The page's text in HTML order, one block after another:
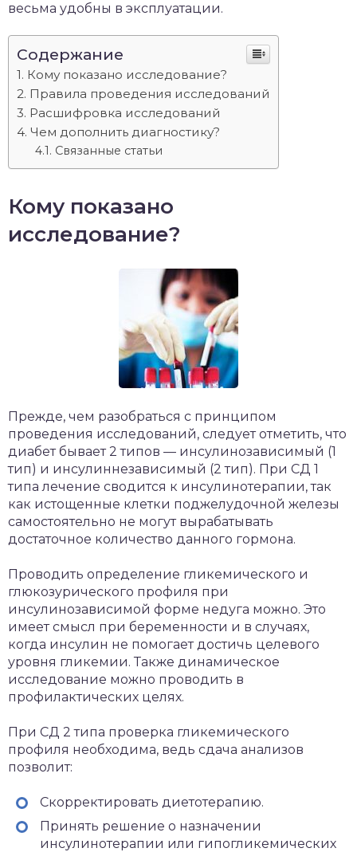
весьма удобны в эксплуатации.
Содержание
Кому показано исследование?
Правила проведения исследований
Расшифровка исследований
Чем дополнить диагностику?
Связанные статьи
Кому показано
исследование?
Прежде, чем разобраться с принципом
проведения исследований, следует отметить, что
диабет бывает 2 типов — инсулинозависимый (1
тип) и инсулиннезависимый (2 тип). При СД 1
типа лечение сводится к инсулинотерапии, так
как истощенные клетки поджелудочной железы
самостоятельно не могут вырабатывать
достаточное количество данного гормона.
Проводить определение гликемического и
глюкозурического профиля при
инсулинозависимой форме недуга можно. Это
имеет смысл при беременности и в случаях,
когда инсулин не помогает достичь целевого
уровня гликемии. Также динамическое
исследование можно проводить в
профилактических целях.
При СД 2 типа проверка гликемического
профиля необходима, ведь сдача анализов
позволит:
Скорректировать диетотерапию.
Принять решение о назначении
инсулинотерапии или гипогликемических